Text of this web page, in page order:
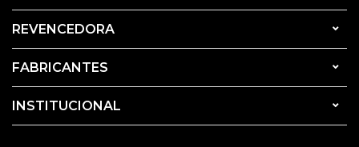
REVENCEDORA
FABRICANTES
INSTITUCIONAL